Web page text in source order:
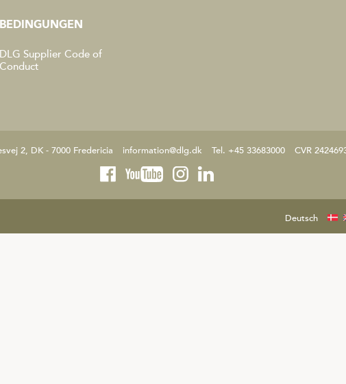
Jahresbericht
CSR-politik
Strategie
BEDINGUNGEN
DLG Supplier Code of
Conduct
2, DK - 7000 Fredericia information@dlg.dk Tel. +45 33683000 CVR
Deutsch